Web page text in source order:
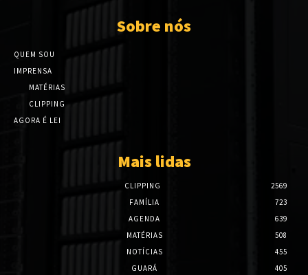
Sobre nós
QUEM SOU
IMPRENSA
MATÉRIAS
CLIPPING
AGORA É LEI
Mais lidas
CLIPPING
2569
FAMÍLIA
723
AGENDA
639
MATÉRIAS
508
NOTÍCIAS
455
GUARÁ
405